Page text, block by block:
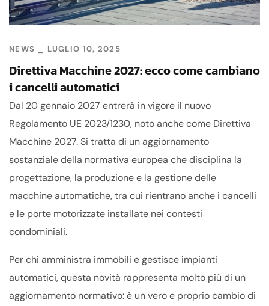
NEWS LUGLIO 10, 2025
Direttiva Macchine 2027: ecco come cambiano
i cancelli automatici
Dal 20 gennaio 2027 entrerà in vigore il nuovo
Regolamento UE 2023/1230, noto anche come Direttiva
Macchine 2027. Si tratta di un aggiornamento
sostanziale della normativa europea che disciplina la
progettazione, la produzione e la gestione delle
macchine automatiche, tra cui rientrano anche i cancelli
e le porte motorizzate installate nei contesti
condominiali.
Per chi amministra immobili e gestisce impianti
automatici, questa novità rappresenta molto più di un
aggiornamento normativo: è un vero e proprio cambio di